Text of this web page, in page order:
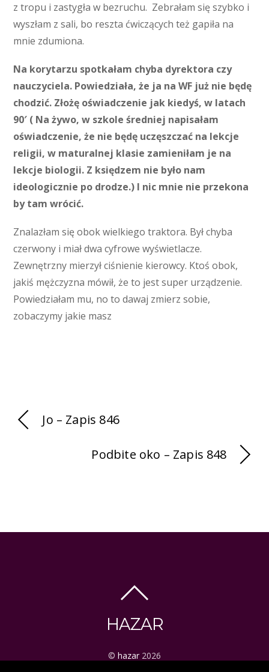
z tropu i zastygła w bezruchu. Zebrałam się szybko i
wyszłam z sali, bo reszta ćwiczących też gapiła na
mnie zdumiona.
Na korytarzu spotkałam chyba dyrektora czy
nauczyciela. Powiedziała, że ja na WF już nie będę
chodzić. Złożę oświadczenie jak kiedyś, w latach
90′ ( Na żywo, w szkole średniej napisałam
oświadczenie, że nie będę uczęszczać na lekcje
religii, w maturalnej klasie zamieniłam je na
lekcje biologii. Z księdzem nie było nam
ideologicznie po drodze.) I nic mnie nie przekona
by tam wrócić.
Znalazłam się obok wielkiego traktora. Był chyba
czerwony i miał dwa cyfrowe wyświetlacze.
Zewnętrzny mierzył ciśnienie kierowcy. Ktoś obok,
jakiś mężczyzna mówił, że to jest super urządzenie.
Powiedziałam mu, no to dawaj zmierz sobie,
zobaczymy jakie masz
Jo – Zapis 846
Podbite oko – Zapis 848
HAZAR
© hazar 2026